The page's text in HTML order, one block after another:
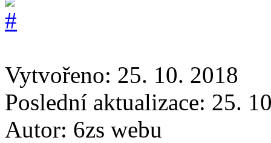
Vytvořeno: 25. 10. 2018
Poslední aktualizace: 25.
Autor: 6zs webu